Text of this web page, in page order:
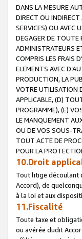
DANS LA MESURE
DIRECT OU INDIRECT
SERVICES) OU AVEC
DEGAGER DE TOUTE
ADMINISTRATEURS
COMPRIS LES FRAIS
ELEMENTS AVEC
PRODUCTION, LA
VOTRE UTILISATION
APPLICABLE, (D)
PROGRAMME), (E)
LE MANQUEMENT
OU DE VOS SOUS-
TOUT ACTE DE
POUR LA
10.Droit
Tout litige découlant
Accord), de
à la loi et aux
11.Fiscalité
Toute taxe et
ou avérée dudit